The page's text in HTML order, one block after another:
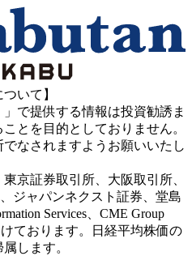
いて】
で提供する情報は投資勧誘ま
とを目的としておりません。
なされますようお願いいたし
京証券取引所、大阪取引所、
ジャパンネクスト証券、堂島
Services、CME Group
ております。日経平均株価の
します。